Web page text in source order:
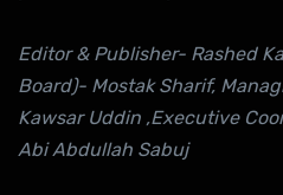
Editor & Publisher- Rashed
Board)- Mostak Sharif,
Kawsar Uddin ,Executive
Abi Abdullah Sabuj